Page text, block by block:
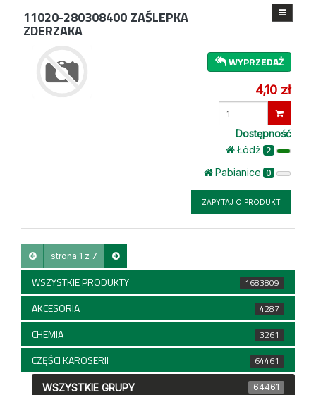
11020-280308400 ZAŚLEPKA
ZDERZAKA
WYPRZEDAŻ
4,10 zł
Dostępność
Łódż 2
Pabianice 0
ZAPYTAJ O PRODUKT
strona 1 z 7
WSZYSTKIE PRODUKTY 1683809
AKCESORIA 4287
CHEMIA 3261
CZĘŚCI KAROSERII 64461
WSZYSTKIE GRUPY 64461